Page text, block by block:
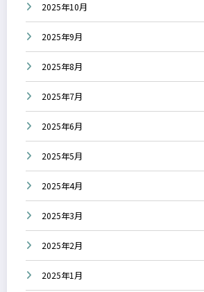
2025年10月
2025年9月
2025年8月
2025年7月
2025年6月
2025年5月
2025年4月
2025年3月
2025年2月
2025年1月